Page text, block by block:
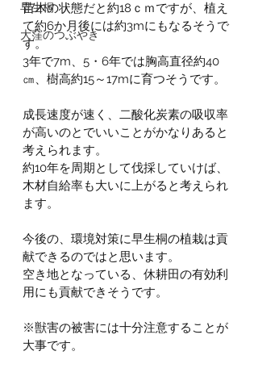
早生桐
大窪のつぶやき
苗木の状態だと約18ｃｍですが、植え
て約6か月後には約3mにもなるそうで
す。
3年で7m、5・6年では胸高直径約40
㎝、樹高約15～17mに育つそうです。
成長速度が速く、二酸化炭素の吸収率
が高いのとでいいことがかなりあると
考えられます。
約10年を周期として伐採していけば、
木材自給率も大いに上がると考えられ
ます。
今後の、環境対策に早生桐の植栽は貢
献できるのではと思います。
空き地となっている、休耕田の有効利
用にも貢献できそうです。
※獣害の被害には十分注意することが
大事です。